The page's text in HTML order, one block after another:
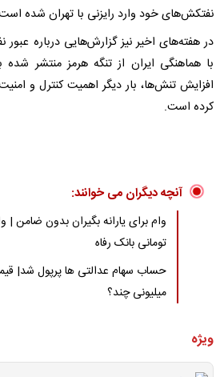
نفتکش‌های خود وارد رایزنی با تهران شده
در هفته‌های اخیر نیز گزارش‌هایی درباره
با هماهنگی ایران از تنگه هرمز منتشر
افزایش تنش‌ها، بار دیگر اهمیت کنترل و
کرده است.
آنچه دیگران می خوانند:
تومانی بانک رفاه
حساب سهام عدالتی ها پرپول شد|
میلیونی چند؟
ویژه